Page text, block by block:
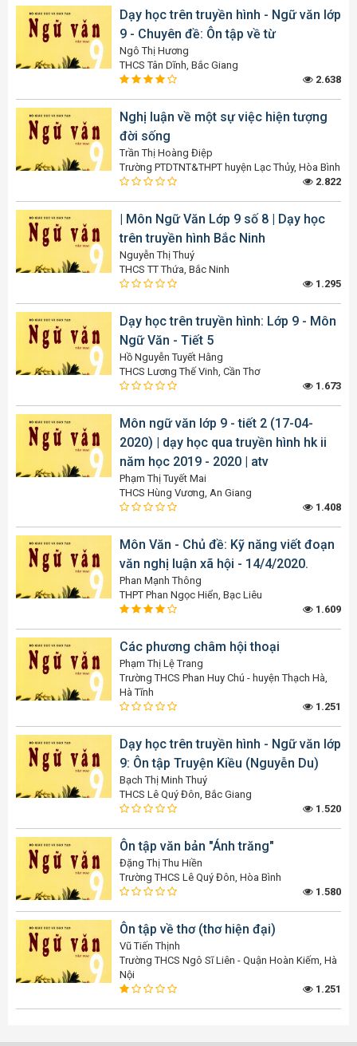
Dạy học trên truyền hình - Ngữ văn lớp
9 - Chuyên đề: Ôn tập về từ
Ngô Thị Hương
THCS Tân Dĩnh, Bắc Giang
2.638
Nghị luận về một sự việc hiện tượng
đời sống
Trần Thị Hoàng Điệp
Trường PTDTNT&THPT huyện Lạc Thủy, Hòa Bình
2.822
| Môn Ngữ Văn Lớp 9 số 8 | Dạy học
trên truyền hình Bắc Ninh
Nguyễn Thị Thuý
THCS TT Thứa, Bắc Ninh
1.295
Dạy học trên truyền hình: Lớp 9 - Môn
Ngữ Văn - Tiết 5
Hồ Nguyễn Tuyết Hằng
THCS Lương Thế Vinh, Cần Thơ
1.673
Môn ngữ văn lớp 9 - tiết 2 (17-04-
2020) | dạy học qua truyền hình hk ii
năm học 2019 - 2020 | atv
Phạm Thị Tuyết Mai
THCS Hùng Vương, An Giang
1.408
Môn Văn - Chủ đề: Kỹ năng viết đoạn
văn nghị luận xã hội - 14/4/2020.
Phan Mạnh Thông
THPT Phan Ngọc Hiển, Bạc Liêu
1.609
Các phương châm hội thoại
Phạm Thị Lệ Trang
Trường THCS Phan Huy Chú - huyện Thạch Hà,
Hà Tĩnh
1.251
Dạy học trên truyền hình - Ngữ văn lớp
9: Ôn tập Truyện Kiều (Nguyễn Du)
Bạch Thị Minh Thuý
THCS Lê Quý Đôn, Bắc Giang
1.520
Ôn tập văn bản "Ánh trăng"
Đặng Thị Thu Hiền
Trường THCS Lê Quý Đôn, Hòa Bình
1.580
Ôn tập về thơ (thơ hiện đại)
Vũ Tiến Thịnh
Trường THCS Ngô Sĩ Liên - Quận Hoàn Kiếm, Hà
Nội
1.251